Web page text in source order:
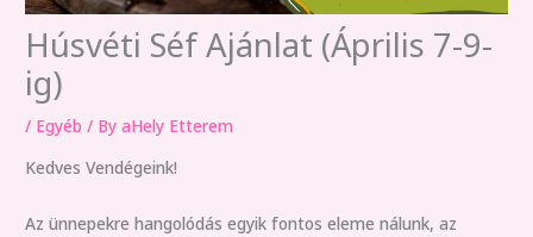
Húsvéti Séf Ajánlat (Április 7-9-
ig)
/ Egyéb / ByaHely Etterem
Kedves Vendégeink!
Az ünnepekre hangolódás egyik fontos eleme nálunk, az